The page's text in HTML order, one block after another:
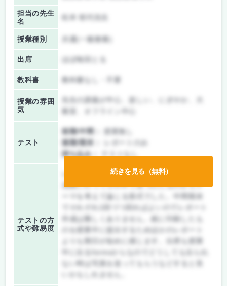
担当の先生
名
授業種別 共通(一般教養)
出席 ほぼ毎回とる
教科書 教科書なし・不要
授業の雰囲
気
先生の講義が中心、楽しい、にぎやか、大
テスト
前期/中間：
授業無し
後期/期末：
持ち込み：
テストの方
式や難易度
レポート内容は金沢文庫と鎌倉文化歴史交
流館に行ってその中で見つけたものからテ
ーマを考えて論じる形式でした。中間期末
作成は難しくありません。紙に印刷したも
よりも期日が短めに感じます。出席も授業
中に出るformsからなのでどうしても出られ
続きを見る（無料）